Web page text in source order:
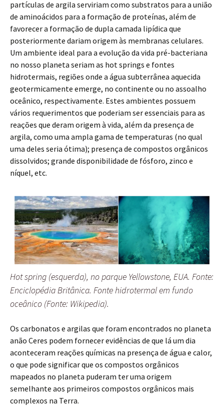
partículas de argila serviriam como substratos para a união
de aminoácidos para a formação de proteínas, além de
favorecer a formação de dupla camada lipídica que
posteriormente dariam origem às membranas celulares.
Um ambiente ideal para a evolução da vida pré-bacteriana
no nosso planeta seriam as hot springs e fontes
hidrotermais, regiões onde a água subterrânea aquecida
geotermicamente emerge, no continente ou no assoalho
oceânico, respectivamente. Estes ambientes possuem
vários requerimentos que poderiam ser essenciais para as
reações que deram origem à vida, além da presença de
argila, como uma ampla gama de temperaturas (no qual
uma deles seria ótima); presença de compostos orgânicos
dissolvidos; grande disponibilidade de fósforo, zinco e
níquel, etc.
Hot spring (esquerda), no parque Yellowstone, EUA. Fonte:
Enciclopédia Britânica. Fonte hidrotermal em fundo
oceânico (Fonte: Wikipedia).
Os carbonatos e argilas que foram encontrados no planeta
anão Ceres podem fornecer evidências de que lá um dia
aconteceram reações químicas na presença de água e calor,
o que pode significar que os compostos orgânicos
mapeados no planeta puderam ter uma origem
semelhante aos primeiros compostos orgânicos mais
complexos na Terra.